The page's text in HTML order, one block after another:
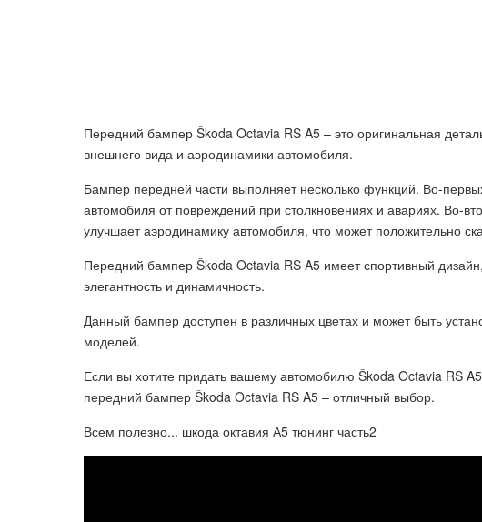
Передний бампер Škoda Octavia RS A5 – это оригинальная
внешнего вида и аэродинамики автомобиля.
Бампер передней части выполняет несколько функций. Во-
автомобиля от повреждений при столкновениях и авариях. Во-
улучшает аэродинамику автомобиля, что может положительно
Передний бампер Škoda Octavia RS A5 имеет спортивный
элегантность и динамичность.
Данный бампер доступен в различных цветах и может быть
моделей.
Если вы хотите придать вашему автомобилю Škoda Octavia RS
передний бампер Škoda Octavia RS A5 – отличный выбор.
Всем полезно... шкода октавия А5 тюнинг часть2